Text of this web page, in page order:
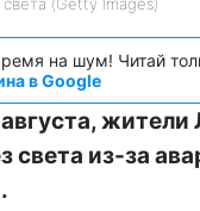
на шум! Читай
в Google
жители
света из-за